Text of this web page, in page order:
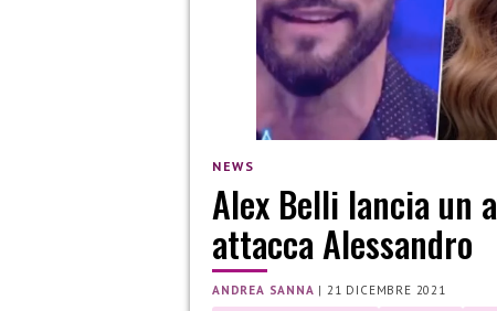
NEWS
Alex Belli lancia un
attacca Alessandro
ANDREA SANNA |21 DICEMBRE 2021